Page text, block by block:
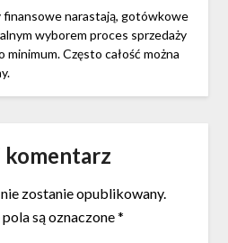
finansowe narastają, gotówkowe
wyborem proces sprzedaży
Często całość można
komentarz
zostanie opublikowany.
są oznaczone*